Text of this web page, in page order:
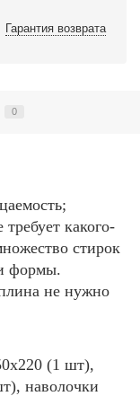
Гарантия возврата
0
требует какого-
стирок
формы.
не нужно
(1 шт),
наволочки